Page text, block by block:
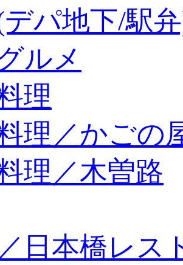
パ地下/駅
ルメ
理
理／かごの
理／木曽路
日本橋レス